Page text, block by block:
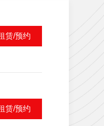
赁/预约
赁/预约